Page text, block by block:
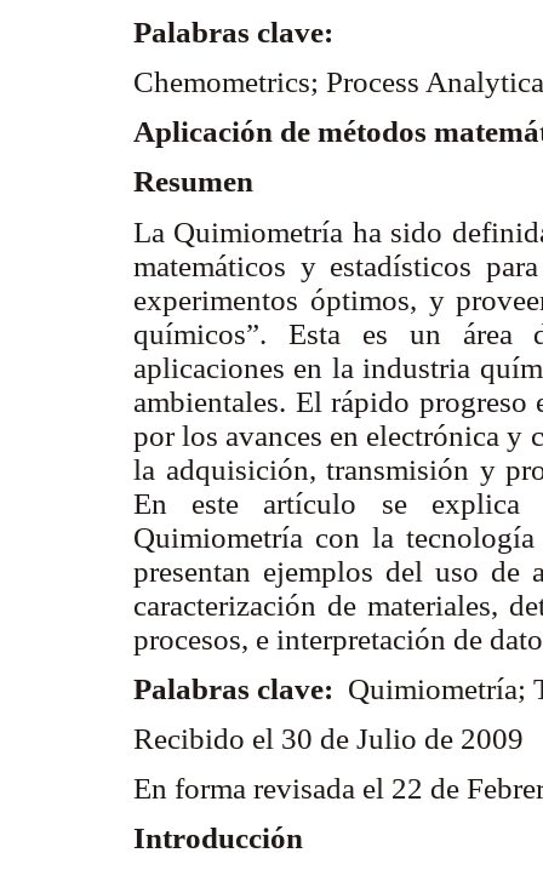
Palabras clave:
Chemometrics; Process
Aplicación de métodos
Resumen
La Quimiometría ha sido
matemáticos y estadísticos
experimentos óptimos, y
químicos”. Esta es un área
aplicaciones en la industria
ambientales. El rápido
por los avances en electrónica y
la adquisición, transmisión y
En este artículo se explica
Quimiometría con la tecnología
presentan ejemplos del uso de
caracterización de materiales,
procesos, e interpretación de
Palabras clave: Quimiometría;
Recibido el 30 de Julio de 2009
En forma revisada el 22 de
Introducción